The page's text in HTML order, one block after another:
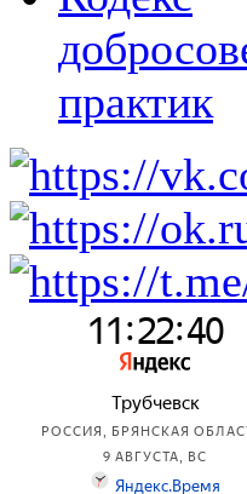
практик